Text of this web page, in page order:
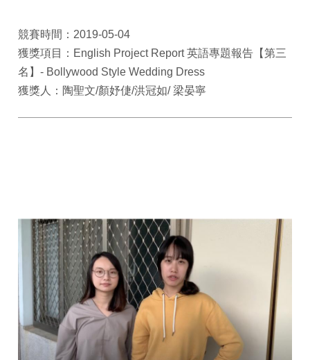
競賽時間：2019-05-04
獲獎項目：English Project Report 英語專題報告【第三
名】- Bollywood Style Wedding Dress
獲獎人：陶聖文/顏妤倢/洪冠如/ 梁晏寧